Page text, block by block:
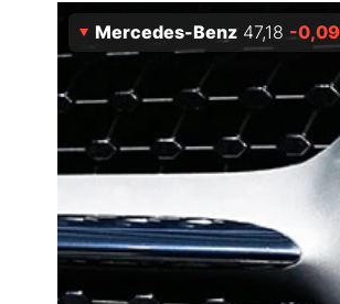
Mein B:O
Mein Konto
Mercedes-Benz 47,18 -0,09